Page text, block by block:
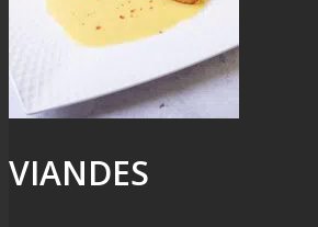
VIANDES